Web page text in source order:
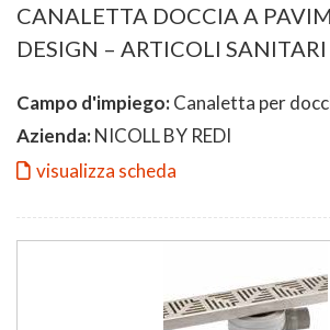
CANALETTA DOCCIA A
DESIGN – ARTICOLI SANITARI
Campo d'impiego:Canaletta per
Azienda:NICOLL BY REDI
visualizza scheda